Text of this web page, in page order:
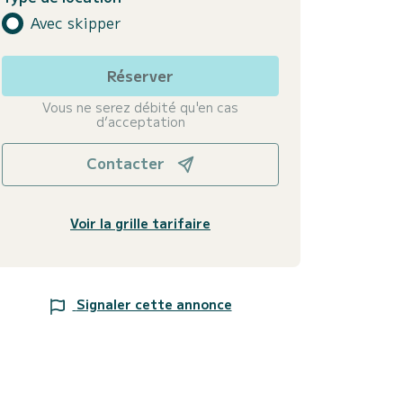
Avec skipper
Réserver
Vous ne serez débité qu'en cas
d’acceptation
Contacter
Voir la grille tarifaire
Signaler cette annonce